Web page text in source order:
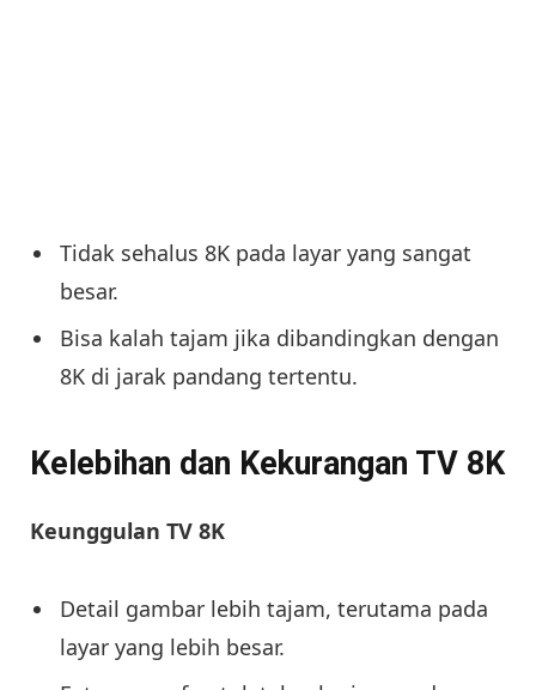
Tidak sehalus 8K pada layar yang sangat
besar.
Bisa kalah tajam jika dibandingkan dengan
8K di jarak pandang tertentu.
Kelebihan dan Kekurangan TV 8K
Keunggulan TV 8K
Detail gambar lebih tajam, terutama pada
layar yang lebih besar.